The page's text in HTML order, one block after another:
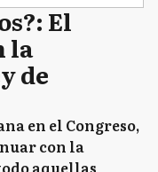
El
la
de
en el Congreso,
con la
aquellas